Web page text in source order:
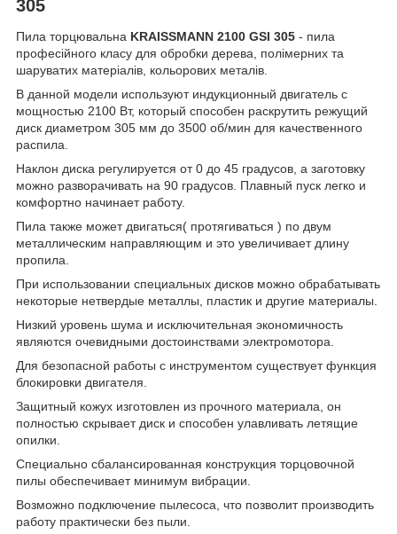
305
Пила торцювальна KRAISSMANN 2100 GSI 305 - пила
професійного класу для обробки дерева, полімерних та
шаруватих матеріалів, кольорових металів.
В данной модели используют индукционный двигатель с
мощностью 2100 Вт, который способен раскрутить режущий
диск диаметром 305 мм до 3500 об/мин для качественного
распила.
Наклон диска регулируется от 0 до 45 градусов, а заготовку
можно разворачивать на 90 градусов. Плавный пуск легко и
комфортно начинает работу.
Пила также может двигаться( протягиваться ) по двум
металлическим направляющим и это увеличивает длину
пропила.
При использовании специальных дисков можно обрабатывать
некоторые нетвердые металлы, пластик и другие материалы.
Низкий уровень шума и исключительная экономичность
являются очевидными достоинствами электромотора.
Для безопасной работы с инструментом существует функция
блокировки двигателя.
Защитный кожух изготовлен из прочного материала, он
полностью скрывает диск и способен улавливать летящие
опилки.
Специально сбалансированная конструкция торцовочной
пилы обеспечивает минимум вибрации.
Возможно подключение пылесоса, что позволит производить
работу практически без пыли.